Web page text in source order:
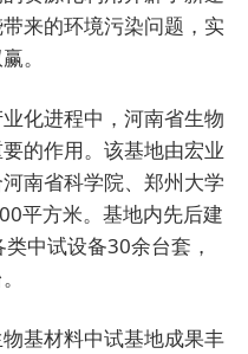
来的环境污染问题，实
。
化进程中，河南省生物
的作用。该基地由宏业
南省科学院、郑州大学
平方米。基地内先后建
中试设备30余台套，
基材料中试基地成果丰